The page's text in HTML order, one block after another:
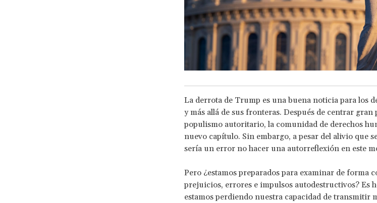
La derrota de Trump es una buena noticia para los
y más allá de sus fronteras. Después de centrar gran
populismo autoritario, la comunidad de derechos
nuevo capítulo. Sin embargo, a pesar del alivio que
sería un error no hacer una autorreflexión en este
Pero ¿estamos preparados para examinar de forma
prejuicios, errores e impulsos autodestructivos? Es
estamos perdiendo nuestra capacidad de transmitir